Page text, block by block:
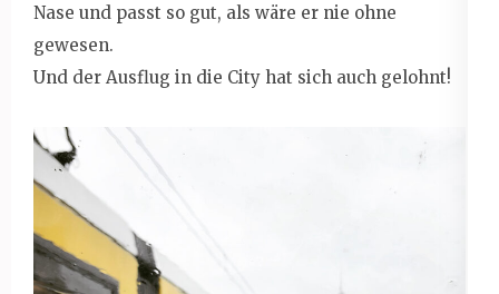
Nase und passt so gut, als wäre er nie ohne
gewesen.
Und der Ausflug in die City hat sich auch gelohnt!